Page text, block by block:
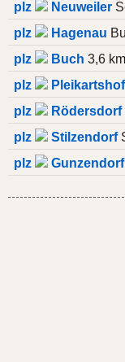
plz
Neuweiler
plz
Hagenau
plz
Buch 3,6 km
plz
Pleikartshof
plz
Rödersdorf
plz
Stilzendorf
plz
Gunzendorf